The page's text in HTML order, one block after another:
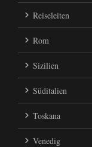
Reiseleiten
Rom
Sizilien
Süditalien
Toskana
Venedig